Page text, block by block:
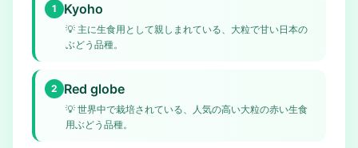
1 Kyoho
💡 主に生食用として親しまれている、大粒で甘い日本の
ぶどう品種。
2 Red globe
💡 世界中で栽培されている、人気の高い大粒の赤い生食
用ぶどう品種。